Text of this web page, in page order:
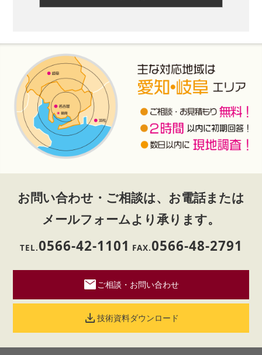
お問い合わせ・ご相談は、お電話または
メールフォームより承ります。
TEL.0566-42-1101 FAX.0566-48-2791
mailご相談・お問い合わせ
download技術資料ダウンロード